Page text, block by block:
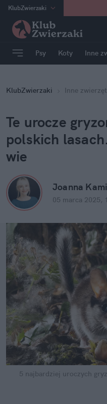
KlubZwierzaki
na:Temat
INN:Poland
ASZ:dziennik
dad :HERO
Psy Koty Inne
KlubZwierzaki Inne
Te urocze
polskich
wie
Joanna
05 marca 2025,
5 najbardziej uroczych